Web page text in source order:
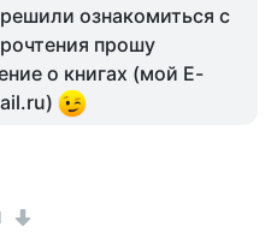
ознакомиться с
прошу
о книгах (мой E-